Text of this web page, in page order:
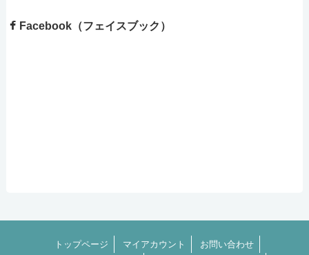
Facebook（フェイスブック）
トップページ マイアカウント お問い合わせ